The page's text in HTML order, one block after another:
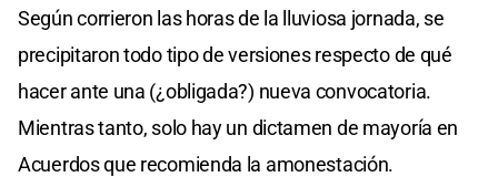
Según corrieron las horas de la lluviosa jornada, se
precipitaron todo tipo de versiones respecto de qué
hacer ante una (¿obligada?) nueva convocatoria.
Mientras tanto, solo hay un dictamen de mayoría en
Acuerdos que recomienda la amonestación.